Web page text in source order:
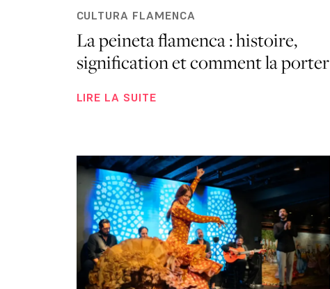
CULTURA FLAMENCA
La peineta flamenca : histoire,
signification et comment la porter
LIRE LA SUITE